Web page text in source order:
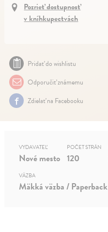
Pozrieť dostupnosť
v kníhkupectvách
Pridať do wishlistu
Odporučiť známemu
Zdielať na Facebooku
VYDAVATEĽ
Nové mesto
POČET STRÁN
120
VÄZBA
Mäkká väzba / Paperback